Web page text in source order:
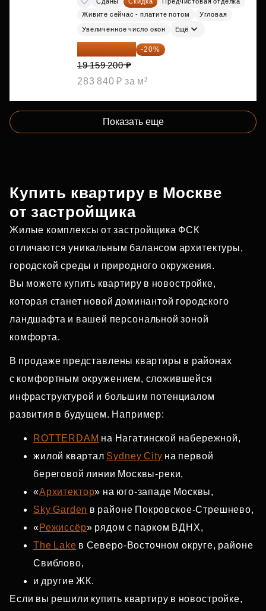
Живите сейчас - платите потом
Угловая
Увеличенное число окон Ещё
15 327 360 ₽ -20%
19 159 200 ₽
283 840 ₽ за м²
Показать еще
Купить квартиру в Москве
от застройщика
Жилые комплексы от застройщика ФСК
отличаются уникальным балансом архитектуры,
городской среды и природного окружения.
Вы можете купить квартиру в новостройке,
которая станет новой доминантой городского
ландшафта и вашей персональной зоной
комфорта.
В продаже представлены квартиры в районах
с комфортным окружением, сложившейся
инфраструктурой и большим потенциалом
развития в будущем. Например:
ROTTERDAM на Нагатинской набережной,
жилой квартал Sydney City на первой
береговой линии Москвы‑реки,
«Архитектор» на юго‑западе Москвы,
Sky Garden в районе Покровское‑Стрешнево,
«Режиссёр» рядом с парком ВДНХ,
The Lake в Северо‑Восточном округе, районе
Свиблово,
и другие ЖК.
Если вы решили купить квартиру в новостройке,